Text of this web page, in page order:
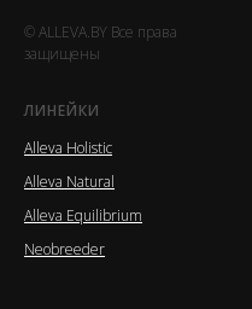
© ALLEVA.BY Все права
защищены
ЛИНЕЙКИ
Alleva Holistic
Alleva Natural
Alleva Equilibrium
Neobreeder